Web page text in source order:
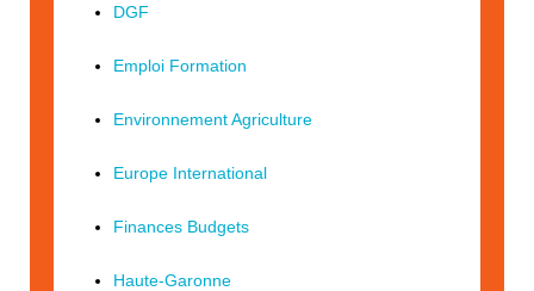
DGF
Emploi Formation
Environnement Agriculture
Europe International
Finances Budgets
Haute-Garonne